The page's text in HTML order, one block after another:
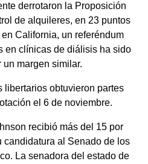
derrotaron la Proposición
de alquileres, en 23 puntos
California, un referéndum
en clínicas de diálisis ha sido
un margen similar.
libertarios obtuvieron partes
el 6 de noviembre.
recibió más del 15 por
candidatura al Senado de los
La senadora del estado de